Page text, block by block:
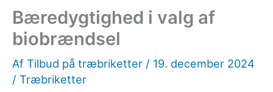
Bæredygtighed i valg af
biobrændsel
Af Tilbud på træbriketter / 19. december 2024
/ Træbriketter